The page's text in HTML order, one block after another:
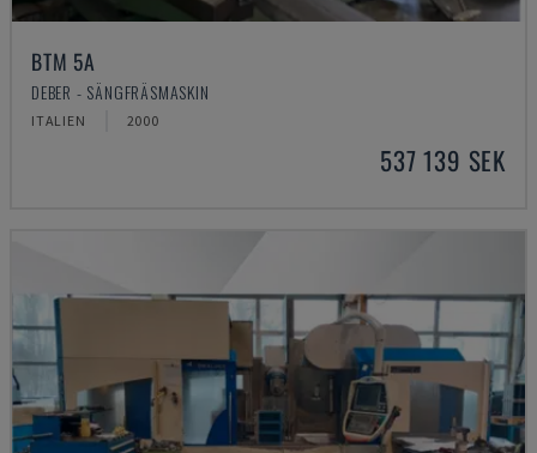
BTM 5A
DEBER - SÄNGFRÄSMASKIN
ITALIEN 2000
537 139 SEK